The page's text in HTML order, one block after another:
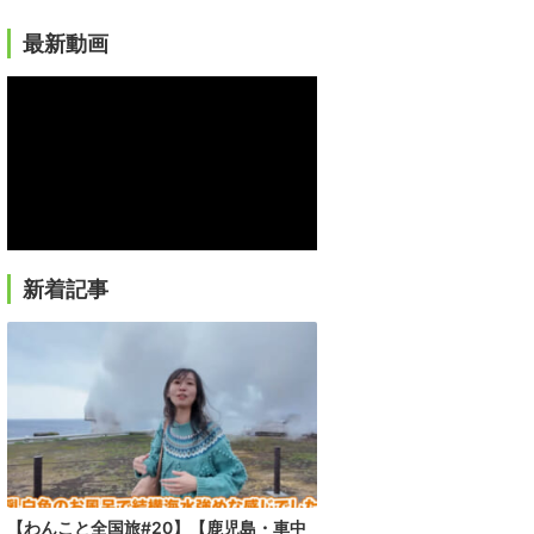
最新動画
新着記事
【わんこと全国旅#20】【鹿児島・車中